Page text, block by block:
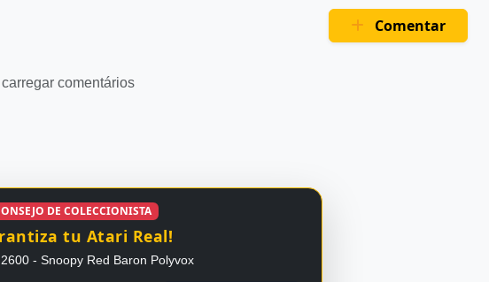
Comentar
comentários
DE COLECCIONISTA
tu Atari Real!
- Snoopy Red Baron Polyvox